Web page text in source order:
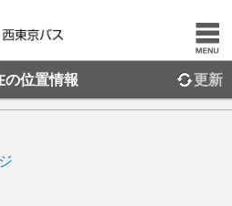
の位置情報 更新